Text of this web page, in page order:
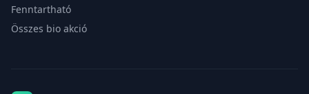
Fenntartható
Összes bio akció